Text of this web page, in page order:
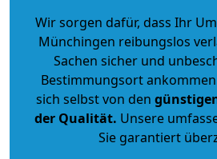
Wir sorgen dafür, dass Ihr
Münchingen reibungslos
Sachen sicher und
Bestimmungsort
sich selbst von den
der Qualität. Unsere
Sie garantiert